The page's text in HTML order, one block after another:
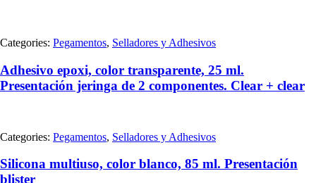
Categories: Pegamentos, Selladores y Adhesivos
Adhesivo epoxi, color transparente, 25 ml.
Presentación jeringa de 2 componentes. Clear + clear
Categories: Pegamentos, Selladores y Adhesivos
Silicona multiuso, color blanco, 85 ml. Presentación
blister